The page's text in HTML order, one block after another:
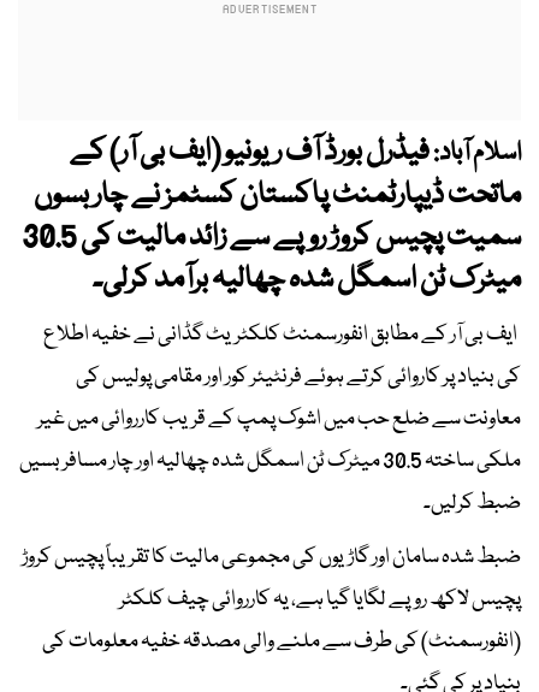
اسلام آباد:فیڈرل بورڈ آف ریونیو (ایف بی آر) کے
ماتحت ڈیپارٹمنٹ پاکستان کسٹمز نے چار بسوں
سمیت پچیس کروڑ روپے سے زائد مالیت کی 30.5
میٹرک ٹن اسمگل شدہ چھالیہ برآمد کرلی۔
ایف بی آر کے مطابق انفورسمنٹ کلکٹریٹ گڈانی نے خفیہ اطلاع
کی بنیاد پر کاروائی کرتے ہوئے فرنٹیئر کور اور مقامی پولیس کی
معاونت سے ضلع حب میں اشوک پمپ کے قریب کارروائی میں غیر
ملکی ساختہ 30.5 میٹرک ٹن اسمگل شدہ چھالیہ اور چار مسافر بسیں
ضبط کرلیں۔
ضبط شدہ سامان اور گاڑیوں کی مجموعی مالیت کا تقریباً پچیس کروڑ
پچیس لاکھ روپے لگایا گیا ہے، یہ کارروائی چیف کلکٹر
(انفورسمنٹ) کی طرف سے ملنے والی مصدقہ خفیہ معلومات کی
بنیاد پر کی گئی۔